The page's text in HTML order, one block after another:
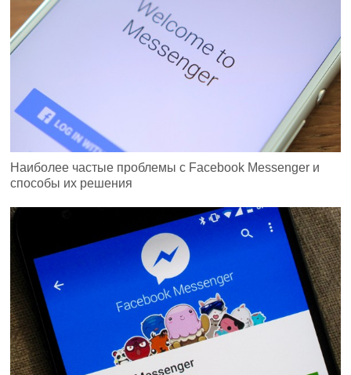
Наиболее частые проблемы с Facebook Messenger и
способы их решения